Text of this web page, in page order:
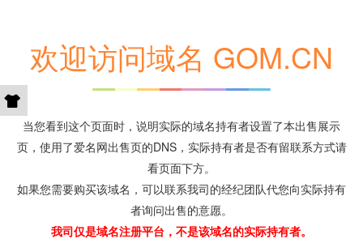
欢迎访问域名 GOM.CN
当您看到这个页面时，说明实际的域名持有者设置了本出售展示
页，使用了爱名网出售页的DNS，实际持有者是否有留联系方式请
看页面下方。
如果您需要购买该域名，可以联系我司的经纪团队代您向实际持有
者询问出售的意愿。
我司仅是域名注册平台，不是该域名的实际持有者。